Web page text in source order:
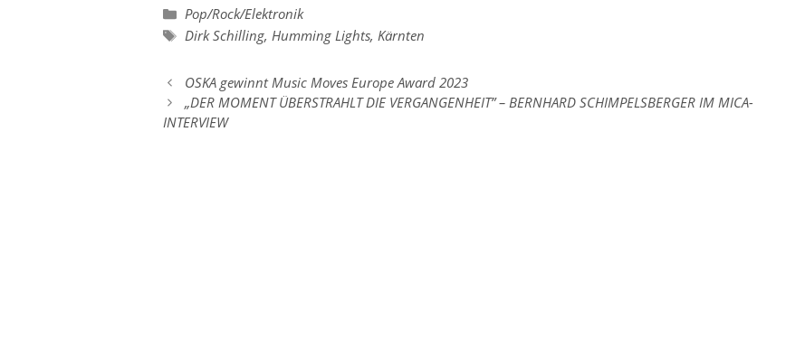
Kategorien
Pop/Rock/Elektronik
Schlagwörter
Dirk Schilling, Humming Lights, Kärnten
OSKA gewinnt Music Moves Europe Award 2023
„DER MOMENT ÜBERSTRAHLT DIE VERGANGENHEIT” – BERNHARD SCHIMPELSBERGER IM MICA-
INTERVIEW